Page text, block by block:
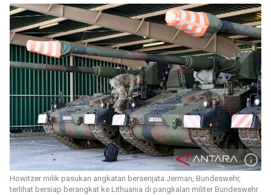
Howitzer milik pasukan angkatan bersenjata Jerman, Bundeswehr,
terlihat bersiap berangkat ke Lithuania di pangkalan militer Bundeswehr